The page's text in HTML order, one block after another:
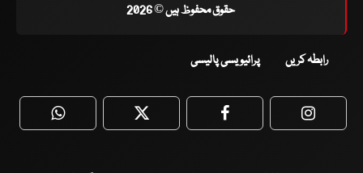
حقوق محفوظ ہیں © 2026
رابطہ کریں پرائیویسی پالیسی
WhatsApp Twitter Facebook